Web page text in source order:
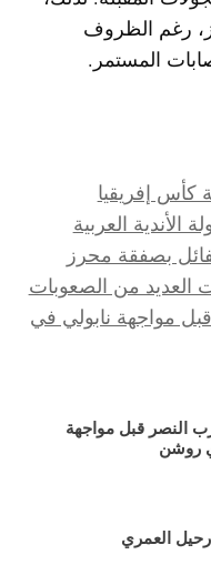
رغم الظروف
المستمر.
كأس إفريقيا
الأندية العربية
بصفقة محرز
العديد من الصعوبات
مواجهة نابولي في
النصر قبل مواجهة
روشن
العمري